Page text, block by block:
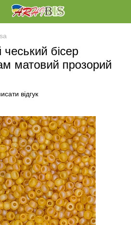
бісер
матовий прозорий
відгук